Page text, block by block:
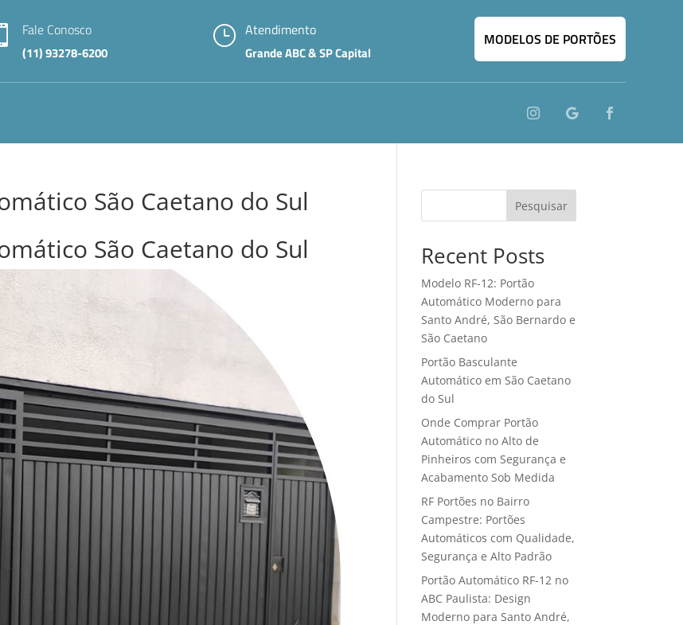
Fale Conosco
(11) 93278-6200
} Atendimento
Grande ABC & SP Capital
MODELOS DE PORTÕES
São Caetano do Sul
São Caetano do Sul
Pesquisar
Recent Posts
Modelo RF-12: Portão
Automático Moderno para
Santo André, São Bernardo e
São Caetano
Portão Basculante
Automático em São Caetano
do Sul
Onde Comprar Portão
Automático no Alto de
Pinheiros com Segurança e
Acabamento Sob Medida
RF Portões no Bairro
Campestre: Portões
Automáticos com Qualidade,
Segurança e Alto Padrão
Portão Automático RF-12 no
ABC Paulista: Design
Moderno para Santo André,